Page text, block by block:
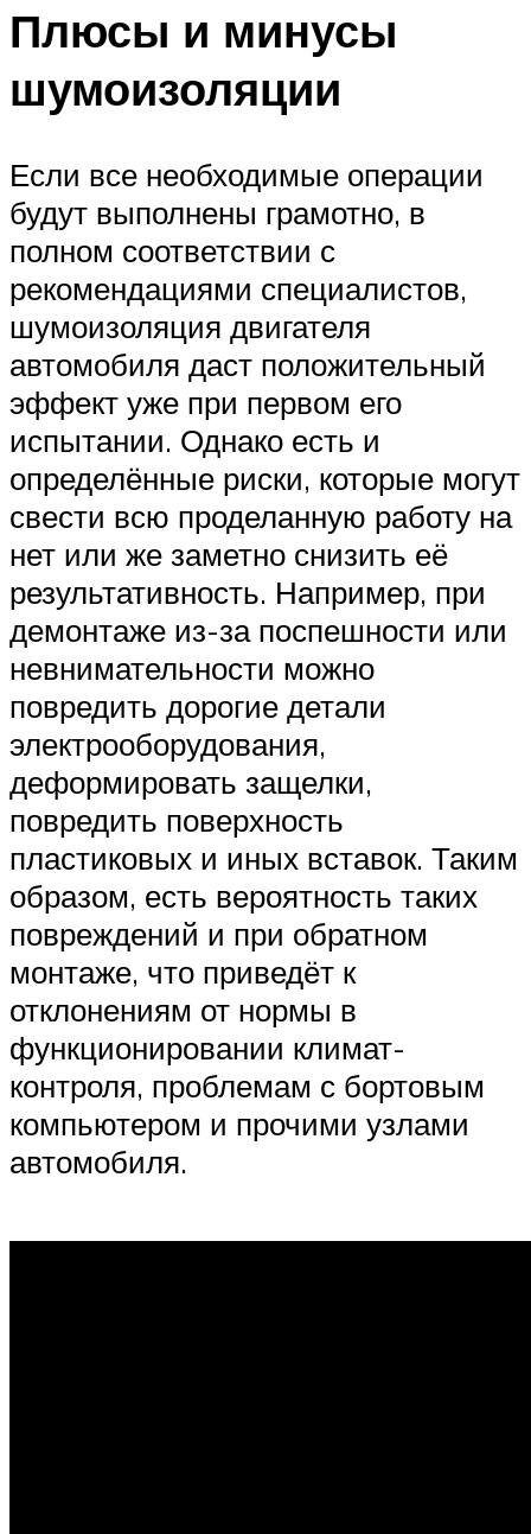
Плюсы и минусы
шумоизоляции
Если все необходимые операции
будут выполнены грамотно, в
полном соответствии с
рекомендациями специалистов,
шумоизоляция двигателя
автомобиля даст положительный
эффект уже при первом его
испытании. Однако есть и
определённые риски, которые могут
свести всю проделанную работу на
нет или же заметно снизить её
результативность. Например, при
демонтаже из-за поспешности или
невнимательности можно
повредить дорогие детали
электрооборудования,
деформировать защелки,
повредить поверхность
пластиковых и иных вставок. Таким
образом, есть вероятность таких
повреждений и при обратном
монтаже, что приведёт к
отклонениям от нормы в
функционировании климат-
контроля, проблемам с бортовым
компьютером и прочими узлами
автомобиля.